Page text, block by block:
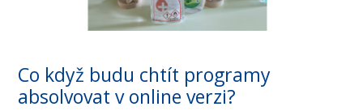
Co když budu chtít programy
absolvovat v online verzi?